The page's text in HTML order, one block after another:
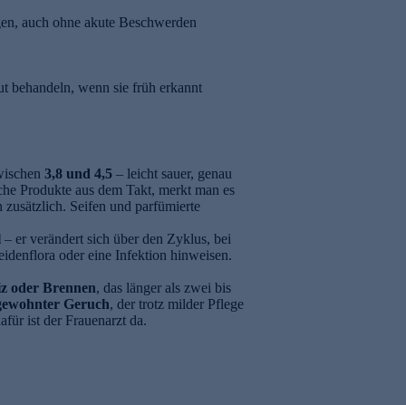
auch ohne akute Beschwerden
behandeln, wenn sie früh erkannt
3,8 und 4,5 – leicht sauer, genau
Produkte aus dem Takt, merkt man es
Seifen und parfümierte
– er verändert sich über den Zyklus, bei
oder eine Infektion hinweisen.
oder Brennen, das länger als zwei bis
Geruch, der trotz milder Pflege
ist der Frauenarzt da.